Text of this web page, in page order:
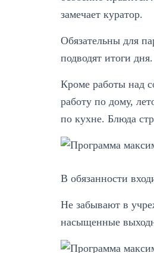
замечает куратор.
Обязательны для
подводят итоги дня.
Кроме работы над
работу по дому,
по кухне. Блюда
В обязанности
Не забывают в
насыщенные